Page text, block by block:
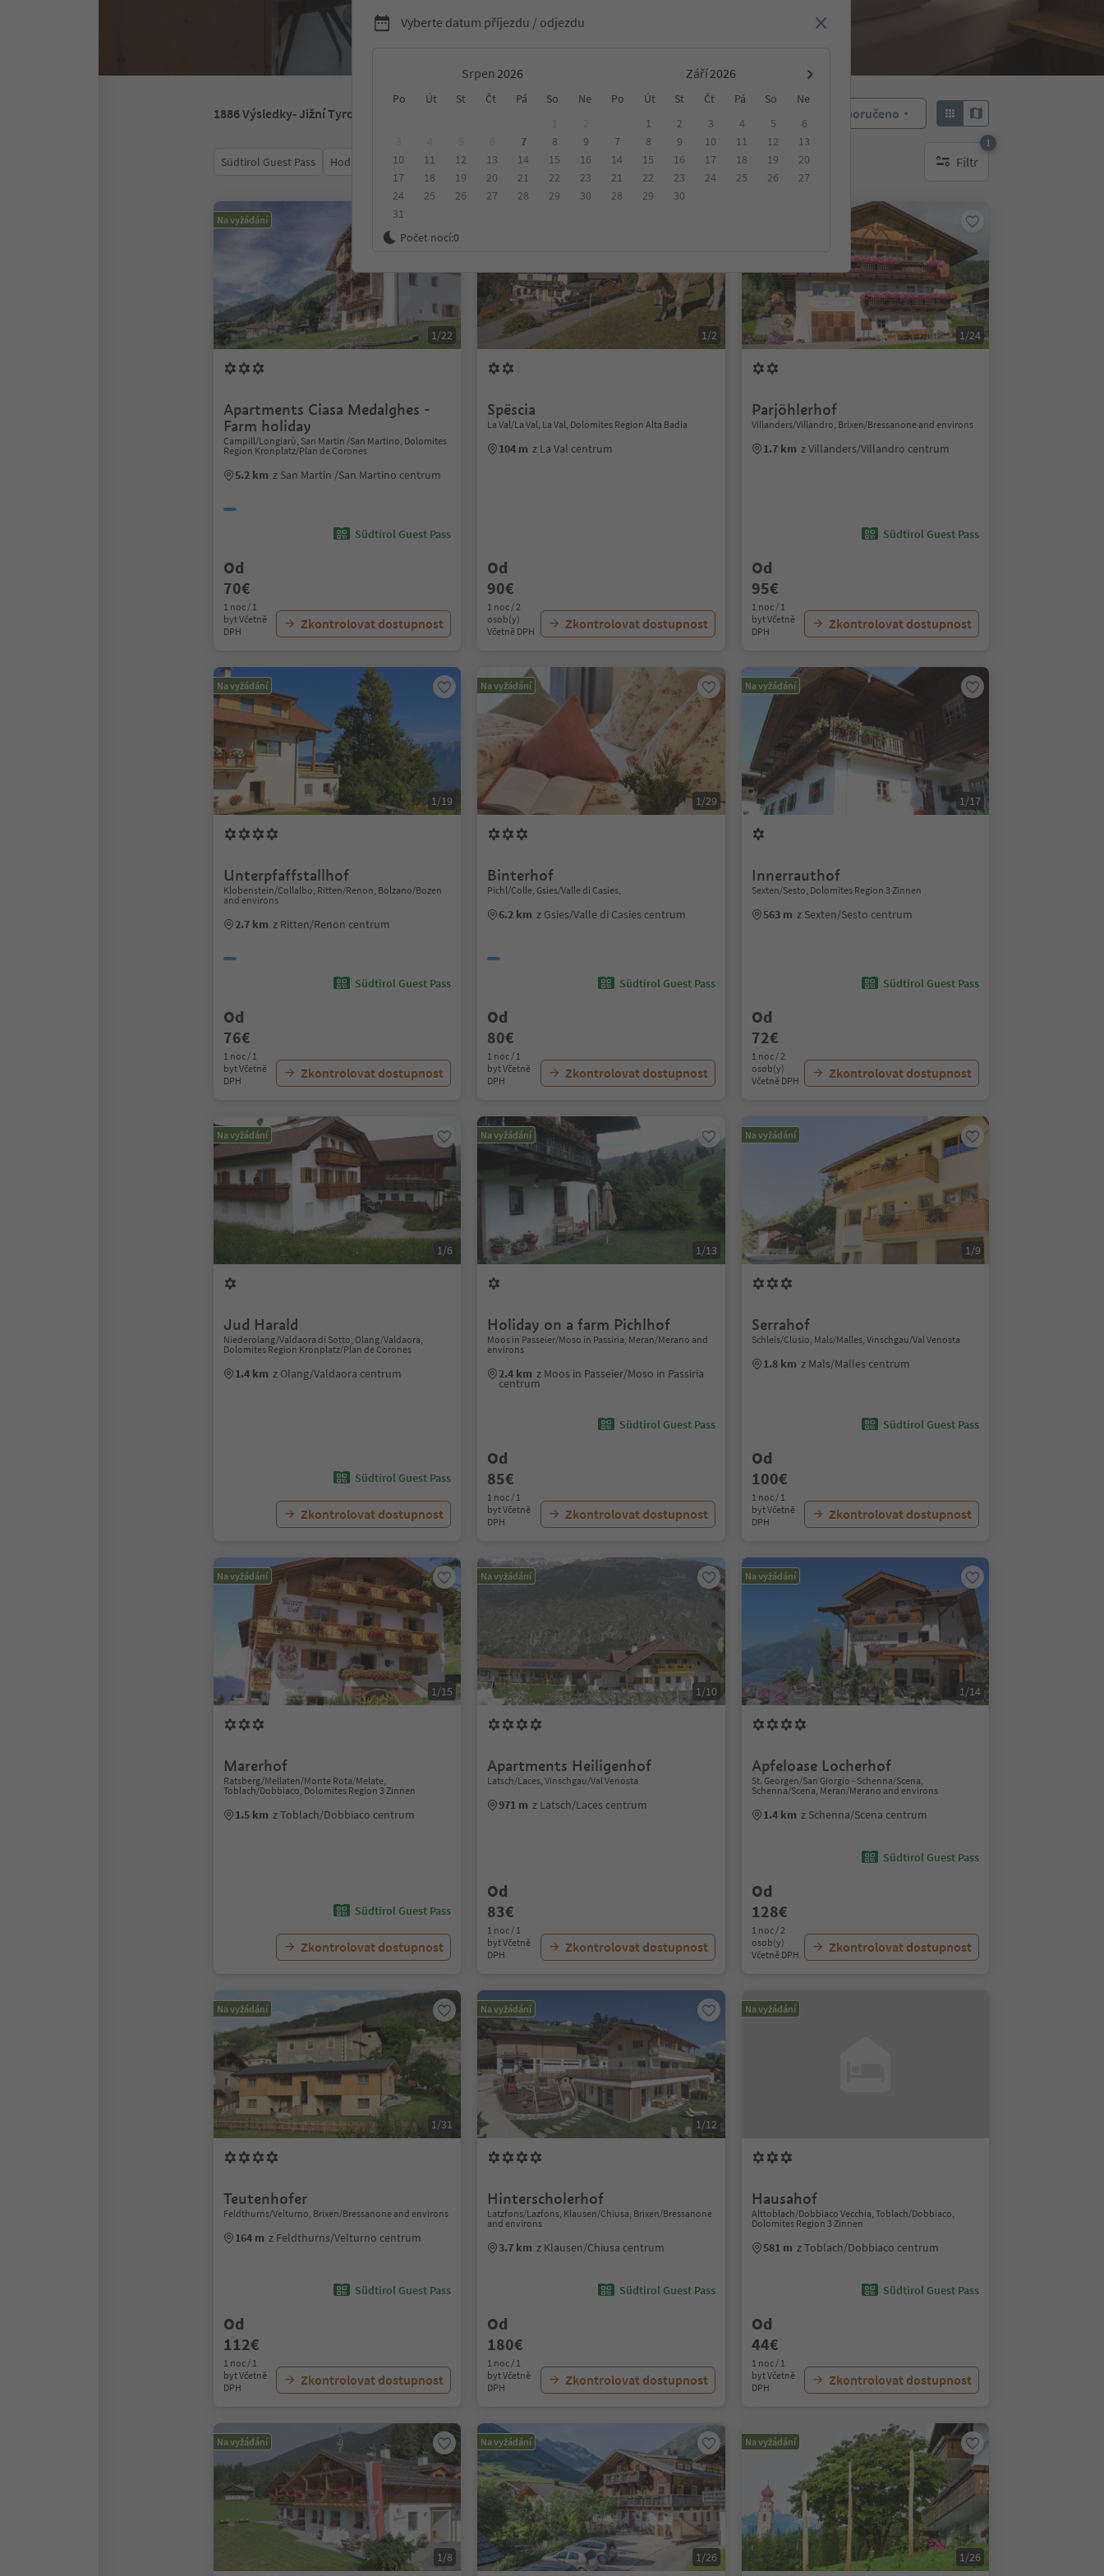
Vyberte datum příjezdu / odjezdu
Srpen Září
Po Út St Čt Pá So Ne Po Út St Čt Pá So
Ne
7 8
9
10
11 12 13 14 15
16
17
18 19 20 21 22
23
24
25 26 27 28 29
30
31
1 2 3 4 5
6
7
8 9 10 11 12
13
14
15 16 17 18 19
20
21
22 23 24 25 26
27
28
29 30
Počet nocí:0
1886Výsledky- Jižní Tyrolsko Doporučeno
Südtirol Guest Pass Hodnocení Kategorie Zpracovává Udržitelné ubytování Filtr
1
1 aktywny filtr
Na vyžádání
1/22
Apartments Ciasa Medalghes -
Farm holiday
Campill/Longiarù, San Martin /San Martino, Dolomites
Region Kronplatz/Plan de Corones
5.2 km z San Martin /San Martino centrum
Südtirol Guest Pass
Od
70€
1 noc / 1
byt Včetně
DPH
Zkontrolovat dostupnost
1/2
Spëscia
La Val/La Val, La Val, Dolomites Region Alta Badia
104 m z La Val centrum
Od
90€
1 noc / 2
osob(y)
Včetně DPH
Zkontrolovat dostupnost
1/24
Parjöhlerhof
Villanders/Villandro, Brixen/Bressanone and environs
1.7 km z Villanders/Villandro centrum
Südtirol Guest Pass
Od
95€
1 noc / 1
byt Včetně
DPH
Zkontrolovat dostupnost
Na vyžádání
1/19
Unterpfaffstallhof
Klobenstein/Collalbo, Ritten/Renon, Bolzano/Bozen
and environs
2.7 km z Ritten/Renon centrum
Südtirol Guest Pass
Od
76€
1 noc / 1
byt Včetně
DPH
Zkontrolovat dostupnost
Na vyžádání
1/29
Binterhof
Pichl/Colle, Gsies/Valle di Casies,
6.2 km z Gsies/Valle di Casies centrum
Südtirol Guest Pass
Od
80€
1 noc / 1
byt Včetně
DPH
Zkontrolovat dostupnost
Na vyžádání
1/17
Innerrauthof
Sexten/Sesto, Dolomites Region 3 Zinnen
563 m z Sexten/Sesto centrum
Südtirol Guest Pass
Od
72€
1 noc / 2
osob(y)
Včetně DPH
Zkontrolovat dostupnost
Na vyžádání
1/6
Jud Harald
Niederolang/Valdaora di Sotto, Olang/Valdaora,
Dolomites Region Kronplatz/Plan de Corones
1.4 km z Olang/Valdaora centrum
Südtirol Guest Pass
Zkontrolovat dostupnost
Na vyžádání
1/13
Holiday on a farm Pichlhof
Moos in Passeier/Moso in Passiria, Meran/Merano and
environs
2.4 km z Moos in Passeier/Moso in Passiria
centrum
Südtirol Guest Pass
Od
85€
1 noc / 1
byt Včetně
DPH
Zkontrolovat dostupnost
Na vyžádání
1/9
Serrahof
Schleis/Clusio, Mals/Malles, Vinschgau/Val Venosta
1.8 km z Mals/Malles centrum
Südtirol Guest Pass
Od
100€
1 noc / 1
byt Včetně
DPH
Zkontrolovat dostupnost
Na vyžádání
1/15
Marerhof
Ratsberg/Mellaten/Monte Rota/Melate,
Toblach/Dobbiaco, Dolomites Region 3 Zinnen
1.5 km z Toblach/Dobbiaco centrum
Südtirol Guest Pass
Zkontrolovat dostupnost
Na vyžádání
1/10
Apartments Heiligenhof
Latsch/Laces, Vinschgau/Val Venosta
971 m z Latsch/Laces centrum
Od
83€
1 noc / 1
byt Včetně
DPH
Zkontrolovat dostupnost
Na vyžádání
1/14
Apfeloase Locherhof
St. Georgen/San Giorgio - Schenna/Scena,
Schenna/Scena, Meran/Merano and environs
1.4 km z Schenna/Scena centrum
Südtirol Guest Pass
Od
128€
1 noc / 2
osob(y)
Včetně DPH
Zkontrolovat dostupnost
Na vyžádání
1/31
Teutenhofer
Feldthurns/Velturno, Brixen/Bressanone and environs
164 m z Feldthurns/Velturno centrum
Südtirol Guest Pass
Od
112€
1 noc / 1
byt Včetně
DPH
Zkontrolovat dostupnost
Na vyžádání
1/12
Hinterscholerhof
Latzfons/Lazfons, Klausen/Chiusa, Brixen/Bressanone
and environs
3.7 km z Klausen/Chiusa centrum
Südtirol Guest Pass
Od
180€
1 noc / 1
byt Včetně
DPH
Zkontrolovat dostupnost
Na vyžádání
Hausahof
Alttoblach/Dobbiaco Vecchia, Toblach/Dobbiaco,
Dolomites Region 3 Zinnen
581 m z Toblach/Dobbiaco centrum
Südtirol Guest Pass
Od
44€
1 noc / 1
byt Včetně
DPH
Zkontrolovat dostupnost
Na vyžádání
1/8
Na vyžádání
1/26
Na vyžádání
1/26